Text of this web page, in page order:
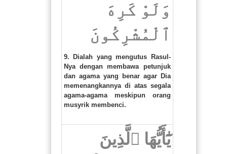
وَلَوْ كَرِهَ
ٱلْمُشْرِكُونَ
9. Dialah yang mengutus Rasul-
Nya dengan membawa petunjuk
dan agama yang benar agar Dia
memenangkannya di atas segala
agama-agama meskipun orang
musyrik membenci.
يَٰٓأَيُّهَا ٱلَّذِينَ